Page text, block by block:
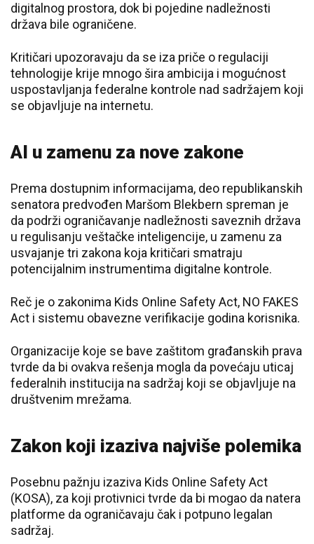
digitalnog prostora, dok bi pojedine nadležnosti
država bile ograničene.
Kritičari upozoravaju da se iza priče o regulaciji
tehnologije krije mnogo šira ambicija i mogućnost
uspostavljanja federalne kontrole nad sadržajem koji
se objavljuje na internetu.
AI u zamenu za nove zakone
Prema dostupnim informacijama, deo republikanskih
senatora predvođen Maršom Blekbern spreman je
da podrži ograničavanje nadležnosti saveznih država
u regulisanju veštačke inteligencije, u zamenu za
usvajanje tri zakona koja kritičari smatraju
potencijalnim instrumentima digitalne kontrole.
Reč je o zakonima Kids Online Safety Act, NO FAKES
Act i sistemu obavezne verifikacije godina korisnika.
Organizacije koje se bave zaštitom građanskih prava
tvrde da bi ovakva rešenja mogla da povećaju uticaj
federalnih institucija na sadržaj koji se objavljuje na
društvenim mrežama.
Zakon koji izaziva najviše polemika
Posebnu pažnju izaziva Kids Online Safety Act
(KOSA), za koji protivnici tvrde da bi mogao da natera
platforme da ograničavaju čak i potpuno legalan
sadržaj.